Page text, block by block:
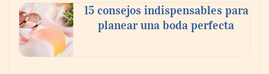
15 consejos indispensables para
planear una boda perfecta